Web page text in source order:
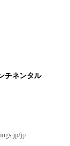
チネンタル
jp